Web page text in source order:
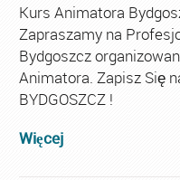
Kurs Animatora
Zapraszamy na
Bydgoszcz
Animatora. Zapisz Się
BYDGOSZCZ !
Więcej